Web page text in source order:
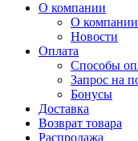
О компании
О компании
Новости
Оплата
Способы
Запрос на
Бонусы
Доставка
Возврат товара
Распродажа